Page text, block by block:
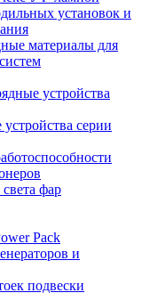
установок и
материалы для
устройства
серии
фар
Pack
и
подвески